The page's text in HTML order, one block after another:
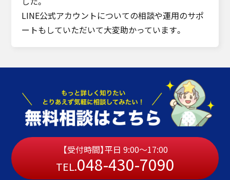
LINE公式アカウントについての相談や運用のサポ
ートもしていただいて大変助かっています。
【受付時間】平日 9:00〜17:00
TEL.048-430-7090